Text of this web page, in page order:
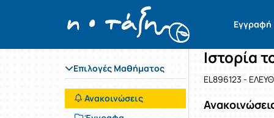
Εγγραφή
Επιλογές Μαθήματος
Ανακοινώσεις
Αρχική Σελίδα
Μάθημα :
Κωδικός :
Ιστορία
EL896123 -